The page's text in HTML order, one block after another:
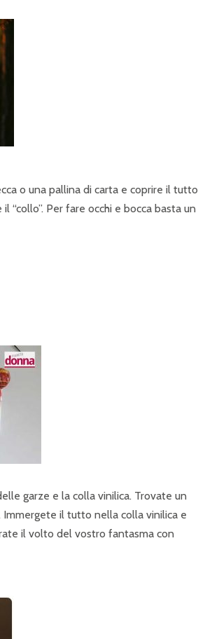
o una pallina di carta e coprire il tutto
Per fare occhi e bocca basta un
garze e la colla vinilica. Trovate un
il tutto nella colla vinilica e
il volto del vostro fantasma con